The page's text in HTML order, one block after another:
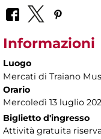
Informazioni
Luogo
Mercati di Traiano
Orario
Mercoledì 13 luglio
Biglietto d'ingresso
Attività gratuita